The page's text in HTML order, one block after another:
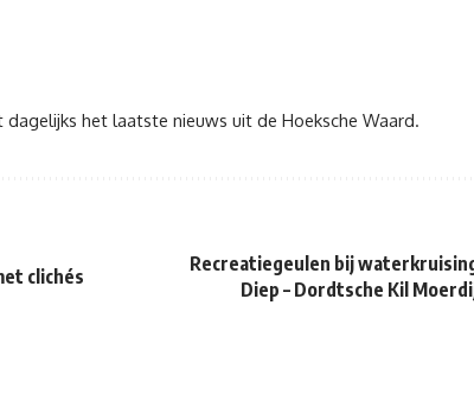
het laatste nieuws uit de Hoeksche Waard.
clichés
Recreatiegeulen bij
Diep – Dordtsche Kil